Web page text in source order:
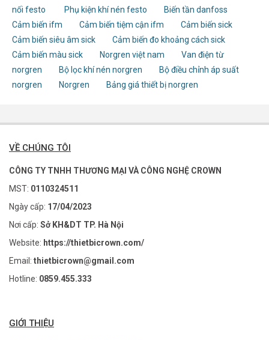
nối festo
Phụ kiện khí nén festo
Biến tần danfoss
Cảm biến ifm
Cảm biến tiệm cận ifm
Cảm biến sick
Cảm biến siêu âm sick
Cảm biến đo khoảng cách sick
Cảm biến màu sick
Norgren việt nam
Van điện từ
norgren
Bộ lọc khí nén norgren
Bộ điều chỉnh áp suất
norgren
Norgren Bảng giá thiết bị norgren
VỀ CHÚNG TÔI
CÔNG TY TNHH THƯƠNG MẠI VÀ CÔNG NGHỆ CROWN
MST: 0110324511
Ngày cấp: 17/04/2023
Nơi cấp: Sở KH&DT TP. Hà Nội
Website: https://thietbicrown.com/
Email: thietbicrown@gmail.com
Hotline: 0859.455.333
GIỚI THIỆU